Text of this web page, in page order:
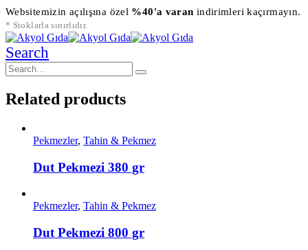
Websitemizin açılışına özel %40'a varan indirimleri kaçırmayın.
* Stoklarla sınırlıdır.
Search
Related products
Pekmezler, Tahin & Pekmez
Dut Pekmezi 380 gr
Pekmezler, Tahin & Pekmez
Dut Pekmezi 800 gr